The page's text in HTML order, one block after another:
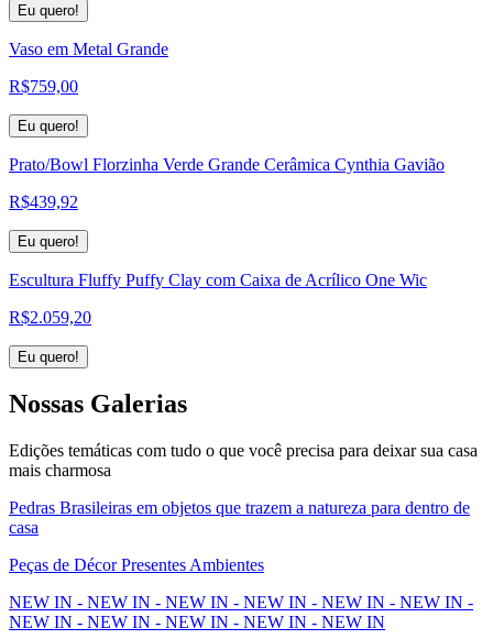
Eu quero!
Vaso em Metal Grande
R$759,00
Eu quero!
Prato/Bowl Florzinha Verde Grande Cerâmica Cynthia Gavião
R$439,92
Eu quero!
Escultura Fluffy Puffy Clay com Caixa de Acrílico One Wic
R$2.059,20
Eu quero!
Nossas Galerias
Edições temáticas com tudo o que você precisa para deixar sua casa
mais charmosa
Pedras Brasileiras em objetos que trazem a natureza para dentro de
casa
Peças de Décor Presentes Ambientes
NEW IN - NEW IN - NEW IN - NEW IN - NEW IN - NEW IN -
NEW IN - NEW IN - NEW IN - NEW IN - NEW IN